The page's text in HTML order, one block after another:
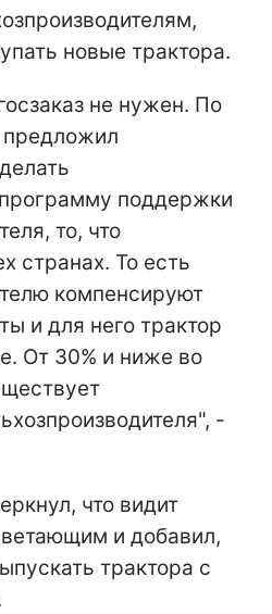
новые трактора.
не нужен. По
предложил
поддержки
то, что
странах. То есть
компенсируют
и для него трактор
От 30% и ниже во
-
что видит
и добавил,
трактора с